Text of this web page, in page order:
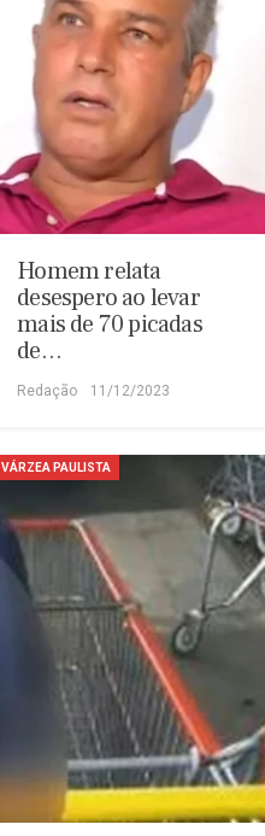
Homem relata
desespero ao levar
mais de 70 picadas
de…
Redação 11/12/2023
VÁRZEA PAULISTA